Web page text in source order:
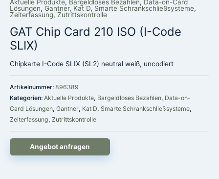
Aktuelle Produkte, Bargeldloses Bezahlen, Data-on-Card
Lösungen, Gantner, Kat D, Smarte Schrankschließsysteme,
Zeiterfassung, Zutrittskontrolle
GAT Chip Card 210 ISO (I-Code
SLIX)
Chipkarte I-Code SLIX (SL2) neutral weiß, uncodiert
Artikelnummer: 896389
Kategorien: Aktuelle Produkte, Bargeldloses Bezahlen, Data-on-
Card Lösungen, Gantner, Kat D, Smarte Schrankschließsysteme,
Zeiterfassung, Zutrittskontrolle
Angebot anfragen